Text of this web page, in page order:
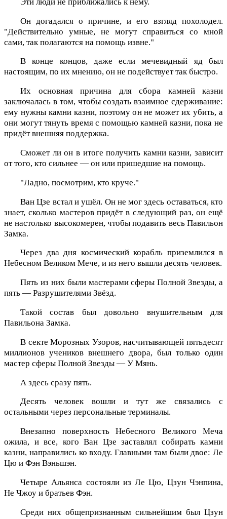
Он догадался о причине, и его взгляд похолодел.
"Действительно умные, не могут справиться со мной
сами, так полагаются на помощь извне."
В конце концов, даже если мечевидный яд был
настоящим, по их мнению, он не подействует так быстро.
Их основная причина для сбора камней казни
заключалась в том, чтобы создать взаимное сдерживание:
ему нужны камни казни, поэтому он не может их убить, а
они могут тянуть время с помощью камней казни, пока не
придёт внешняя поддержка.
Сможет ли он в итоге получить камни казни, зависит
от того, кто сильнее — он или пришедшие на помощь.
"Ладно, посмотрим, кто круче."
Ван Цзе встал и ушёл. Он не мог здесь оставаться, кто
знает, сколько мастеров придёт в следующий раз, он ещё
не настолько высокомерен, чтобы подавить весь Павильон
Замка.
Через два дня космический корабль приземлился в
Небесном Великом Мече, и из него вышли десять человек.
Пять из них были мастерами сферы Полной Звезды, а
пять — Разрушителями Звёзд.
Такой состав был довольно внушительным для
Павильона Замка.
В секте Морозных Узоров, насчитывающей пятьдесят
миллионов учеников внешнего двора, был только один
мастер сферы Полной Звезды — У Мянь.
А здесь сразу пять.
Десять человек вошли и тут же связались с
остальными через персональные терминалы.
Внезапно поверхность Небесного Великого Меча
ожила, и все, кого Ван Цзе заставлял собирать камни
казни, направились ко входу. Главными там были двое: Ле
Цю и Фэн Вэньшэн.
Четыре Альянса состояли из Ле Цю, Цзун Чэнпина,
Не Чжоу и братьев Фэн.
Среди них общепризнанным сильнейшим был Цзун